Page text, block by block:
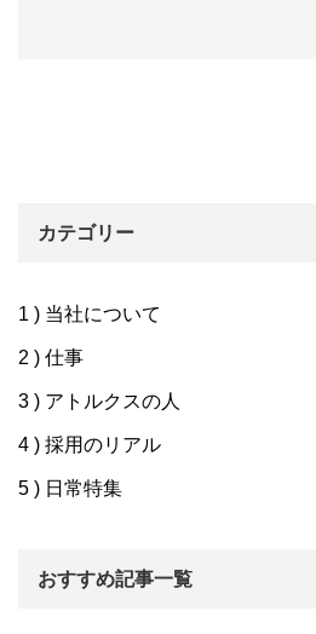
カテゴリー
1 ) 当社について
2 ) 仕事
3 ) アトルクスの人
4 ) 採用のリアル
5 ) 日常特集
おすすめ記事一覧